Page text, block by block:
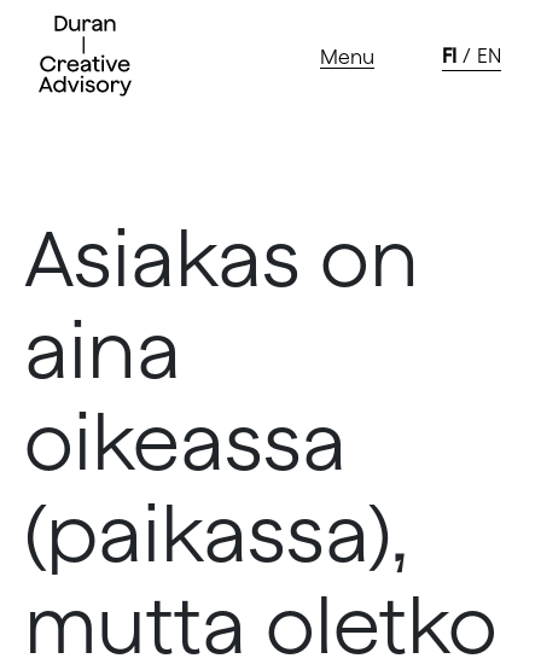
Menu FI EN
Asiakas on
aina
oikeassa
(paikassa),
mutta oletko